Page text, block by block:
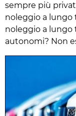
sempre più
noleggio a lungo
noleggio a lungo
autonomi? Non